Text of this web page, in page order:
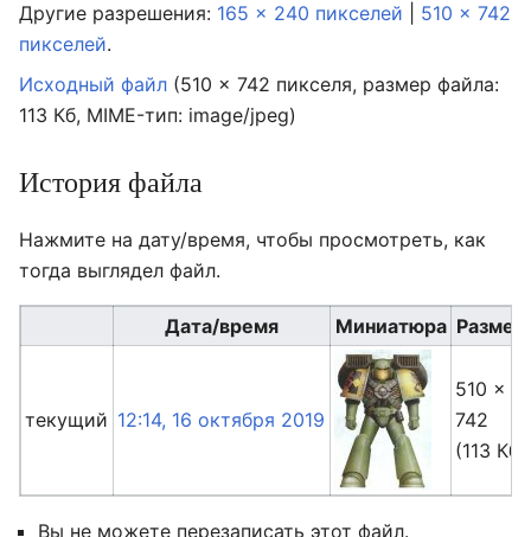
Другие разрешения: 165 × 240 пикселей
510 × 742
пикселей.
Исходный файл (510 × 742 пикселя, размер файла:
113 Кб, MIME-тип: image/jpeg)
История файла
Нажмите на дату/время, чтобы просмотреть, как
тогда выглядел файл.
Дата/время Миниатюра
текущий 12:14, 16 октября 2019
510 ×
742
(113 Кб)
Вы не можете перезаписать этот файл.